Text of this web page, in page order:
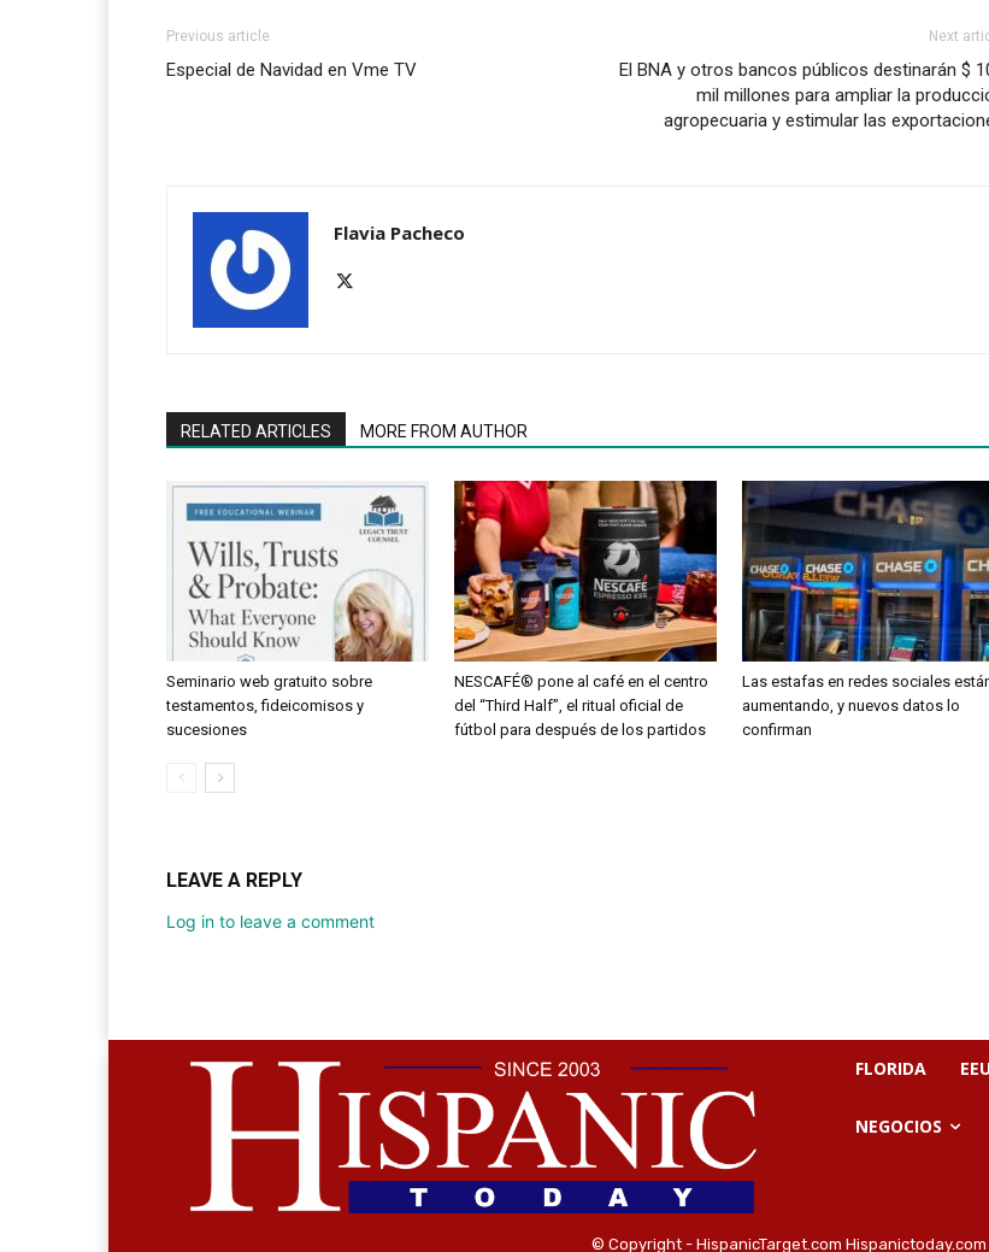
Previous article
Especial de Navidad en Vme TV
Next
El BNA y otros bancos públicos destinarán $
mil millones para ampliar la
agropecuaria y estimular las
Flavia Pacheco
RELATED ARTICLES MORE FROM AUTHOR
Seminario web gratuito sobre
testamentos, fideicomisos y
sucesiones
NESCAFÉ® pone al café en el centro
del “Third Half”, el ritual oficial de
fútbol para después de los partidos
Las estafas en redes sociales
aumentando, y nuevos datos lo
confirman
LEAVE A REPLY
Log in to leave a comment
FLORIDA
NEGOCIOS
© Copyright - HispanicTarget.com